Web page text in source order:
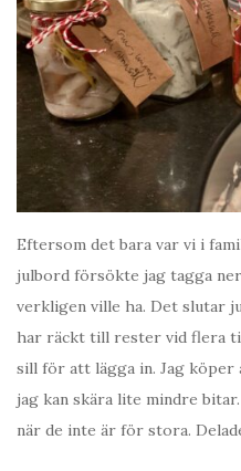
Eftersom det bara var vi i
julbord försökte jag tagga
verkligen ville ha. Det slutar
har räckt till rester vid flera
sill för att lägga in. Jag köper
jag kan skära lite mindre
när de inte är för stora.